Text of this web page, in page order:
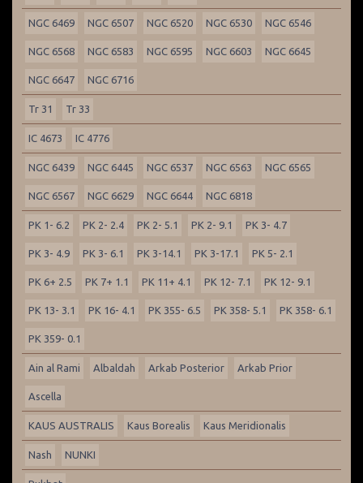
NGC 6469 NGC 6507 NGC 6520 NGC 6530 NGC 6546
NGC 6568 NGC 6583 NGC 6595 NGC 6603 NGC 6645
NGC 6647 NGC 6716
Tr 31 Tr 33
IC 4673 IC 4776
NGC 6439 NGC 6445 NGC 6537 NGC 6563 NGC 6565
NGC 6567 NGC 6629 NGC 6644 NGC 6818
PK 1- 6.2 PK 2- 2.4 PK 2- 5.1 PK 2- 9.1 PK 3- 4.7
PK 3- 4.9 PK 3- 6.1 PK 3-14.1 PK 3-17.1 PK 5- 2.1
PK 6+ 2.5 PK 7+ 1.1 PK 11+ 4.1 PK 12- 7.1 PK 12- 9.1
PK 13- 3.1 PK 16- 4.1 PK 355- 6.5 PK 358- 5.1 PK 358- 6.1
PK 359- 0.1
Ain al Rami Albaldah Arkab Posterior Arkab Prior
Ascella
KAUS AUSTRALIS Kaus Borealis Kaus Meridionalis
Nash NUNKI